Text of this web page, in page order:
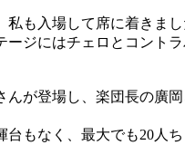
も入場して席に着きま
ジにはチェロとコント
が登場し、楽団長の廣
もなく、最大でも20人